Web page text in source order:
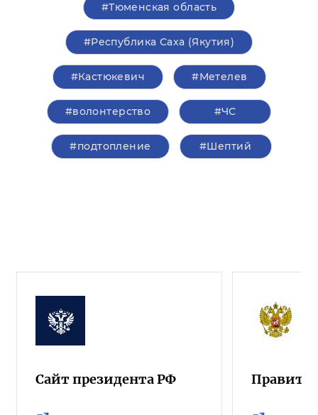
#Тюменская область
#Республика Саха (Якутия)
#Кастюкевич #Метелев
#волонтерство #ЧС
#подтопление #Шептий
Сайт президента РФ